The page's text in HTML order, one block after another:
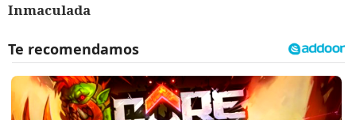
Inmaculada